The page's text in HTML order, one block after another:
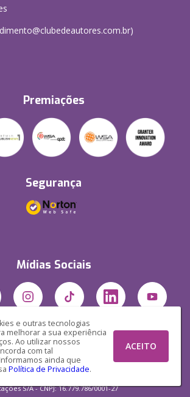
e outras tecnologias
melhorar a sua experiência
Ao utilizar nossos
com tal
ainda que
Política de Privacidade.
ACEITO
Premiações
Segurança
Mídias Sociais
S/A - CNPJ: 16.779.786/0001-27